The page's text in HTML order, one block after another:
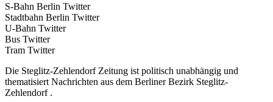
S-Bahn Berlin Twitter
Stadtbahn Berlin Twitter
U-Bahn Twitter
Bus Twitter
Tram Twitter
Die Steglitz-Zehlendorf Zeitung ist politisch unabhängig und
thematisiert Nachrichten aus dem Berliner Bezirk Steglitz-
Zehlendorf .